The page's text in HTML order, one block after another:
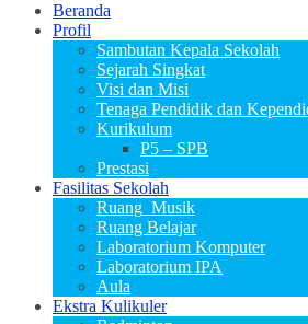
Beranda
Profil
Sambutan Kepala Sekolah
Sejarah Singkat
Visi dan Misi
Tenaga Pendidik dan
Kurikulum
P5 – SPB
Prestasi
Fasilitas Sekolah
Ruang_Musik
Ruang Belajar
Laboratorium Komputer
Laboratorium IPA
Aula
Ekstra Kulikuler